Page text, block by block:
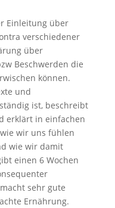
Einleitung über
verschiedener
über
Beschwerden die
können.
und
ist, beschreibt
erklärt in einfachen
wir uns fühlen
wie wir damit
einen 6 Wochen
sehr gute
Ernährung.